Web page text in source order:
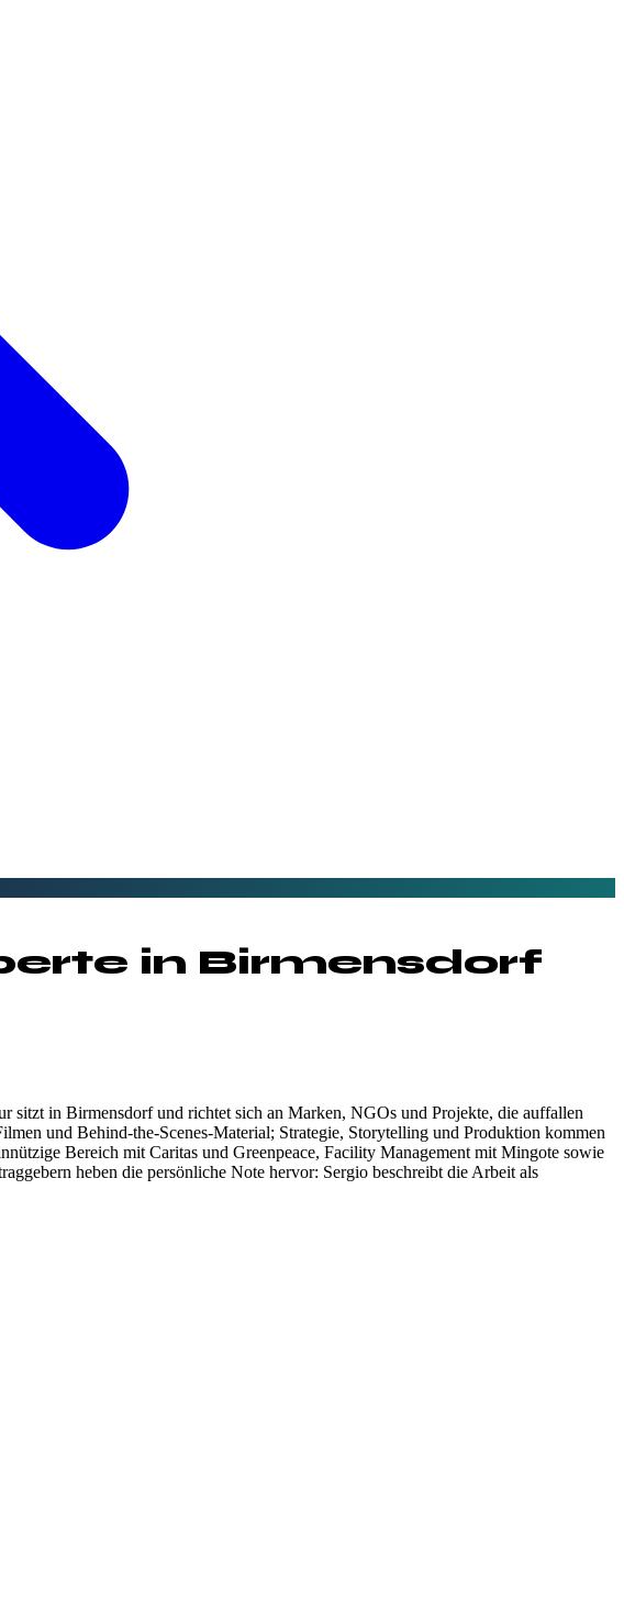
in Birmensdorf
sitzt in Birmensdorf und richtet sich an Marken, NGOs und Projekte, die auffallen
und Behind-the-Scenes-Material; Strategie, Storytelling und Produktion kommen
Bereich mit Caritas und Greenpeace, Facility Management mit Mingote sowie
heben die persönliche Note hervor: Sergio beschreibt die Arbeit als